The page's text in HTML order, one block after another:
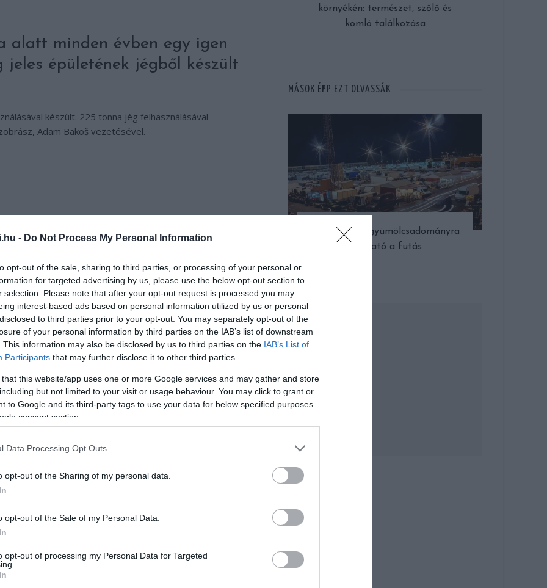
- Do Not Process My Personal Information
opt-out of the sale, sharing to third parties, or processing of your personal or
for targeted advertising by us, please use the below opt-out section to
selection. Please note that after your opt-out request is processed you may
interest-based ads based on personal information utilized by us or personal
to third parties prior to your opt-out. You may separately opt-out of the
of your personal information by third parties on the IAB’s list of downstream
This information may also be disclosed by us to third parties on the IAB’s List of
Participants that may further disclose it to other third parties.
that this website/app uses one or more Google services and may gather and store
but not limited to your visit or usage behaviour. You may click to grant or
to Google and its third-party tags to use your data for below specified purposes
consent section.
Data Processing Opt Outs
opt-out of the Sharing of my personal data.
opt-out of the Sale of my Personal Data.
opt-out of processing my Personal Data for Targeted
alatt minden évben egy igen
jeles épületének jégből készült
készült. 225 tonna jég felhasználásával
Adam Bakoš vezetésével.
be a látogatók. Az apátság előtt üvegvitrinben
melyeket a westminsteri apátság adományozott a
készült műalkotások is helyet
csodálhatjuk meg. Ezek közül talán az egyik
környékén: természet, szőlő és
komló találkozása
MÁSOK ÉPP EZT OLVASSÁK
Idén először: gyümölcsadományra
váltható a futás